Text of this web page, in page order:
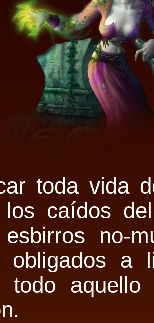
toda vida
los caídos
esbirros no-
obligados a
todo